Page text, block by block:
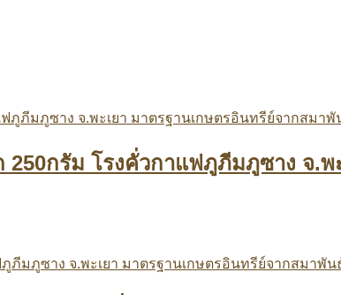
กรัม โรงคั่วกาแฟภูภีมภูซาง จ.พ